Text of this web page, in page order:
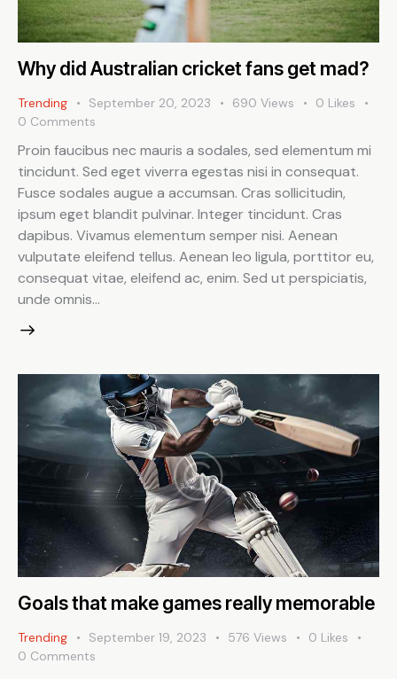
Why did Australian cricket fans get mad?
Trending September 20, 2023 690 Views 0 Likes
0 Comments
Proin faucibus nec mauris a sodales, sed elementum mi
tincidunt. Sed eget viverra egestas nisi in consequat.
Fusce sodales augue a accumsan. Cras sollicitudin,
ipsum eget blandit pulvinar. Integer tincidunt. Cras
dapibus. Vivamus elementum semper nisi. Aenean
vulputate eleifend tellus. Aenean leo ligula, porttitor eu,
consequat vitae, eleifend ac, enim. Sed ut perspiciatis,
unde omnis…
Goals that make games really memorable
Trending September 19, 2023 576 Views 0 Likes
0 Comments